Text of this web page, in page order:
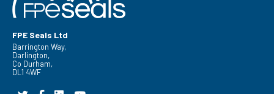
FPE Seals Ltd
Barrington Way,
Darlington,
Co Durham,
DL1 4WF